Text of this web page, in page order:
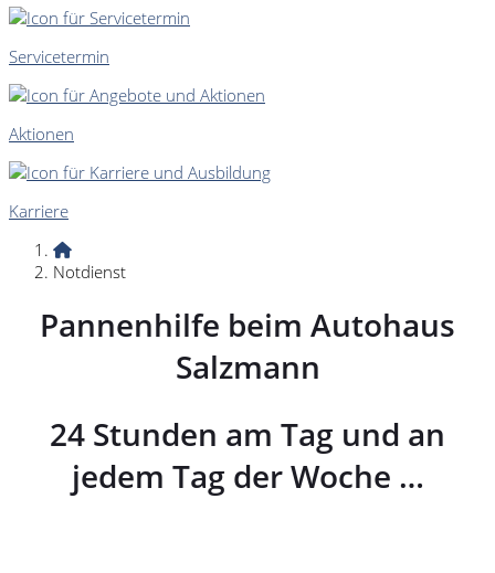
Servicetermin
Aktionen
Karriere
Notdienst
Pannenhilfe beim Autohaus
Salzmann
24 Stunden am Tag und an
jedem Tag der Woche …